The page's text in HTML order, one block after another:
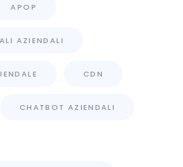
APOP
AZIENDALI
CDN
CHATBOT AZIENDALI